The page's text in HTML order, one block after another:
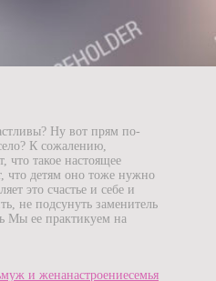
Ну вот прям по-
К сожалению,
что такое настоящее
что детям оно тоже нужно
это счастье и себе и
не подсунуть заменитель
Мы ее практикуем на
муж и женанастроениесемья